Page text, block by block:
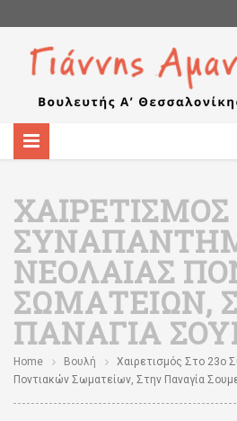
ΧΑΙΡΕΤΙΣΜΌΣ
ΝΕΟΛΑΊΑΣ
ΣΩΜΑΤΕΊΩΝ,
ΠΑΝΑΓΊΑ
Home Βουλή
Χαιρετισμός Στο 23ο
Ποντιακών Σωματείων, Στην Παναγία